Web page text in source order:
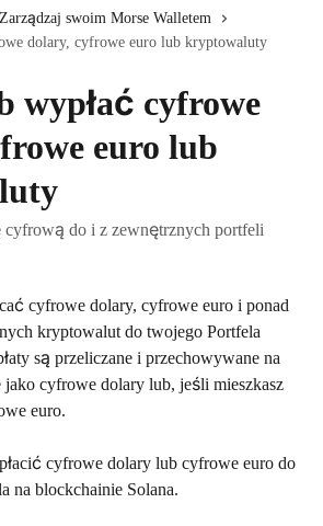
Zarządzaj swoim Morse Walletem
dolary, cyfrowe euro lub kryptowaluty
wypłać cyfrowe
euro lub
cyfrową do i z zewnętrznych portfeli
cyfrowe dolary, cyfrowe euro i ponad
kryptowalut do twojego Portfela
są przeliczane i przechowywane na
cyfrowe dolary lub, jeśli mieszkasz
euro.
cyfrowe dolary lub cyfrowe euro do
na blockchainie Solana.